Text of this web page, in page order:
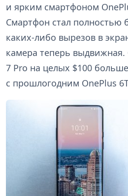
и ярким смартфоном
Смартфон стал полностью
каких-либо вырезов в
камера теперь выдвижная.
7 Pro на целых $100
с прошлогодним OnePlus